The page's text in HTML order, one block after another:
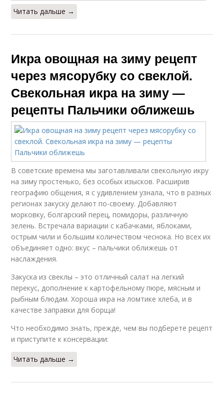
Читать дальше →
Икра овощная на зиму рецепт
через мясорубку со свеклой.
Свекольная икра на зиму —
рецепты Пальчики оближешь
В советские времена мы заготавливали свекольную икру
на зиму простенько, без особых изысков. Расширив
географию общения, я с удивлением узнала, что в разных
регионах закуску делают по-своему. Добавляют
морковку, болгарский перец, помидоры, различную
зелень. Встречала вариации с кабачками, яблоками,
острым чили и большим количеством чеснока. Но всех их
объединяет одно: вкус – пальчики оближешь от
наслаждения.
Закуска из свеклы – это отличный салат на легкий
перекус, дополнение к картофельному пюре, мясным и
рыбным блюдам. Хороша икра на ломтике хлеба, и в
качестве заправки для борща!
Что необходимо знать, прежде, чем вы подберете рецепт
и приступите к консервации:
Читать дальше →